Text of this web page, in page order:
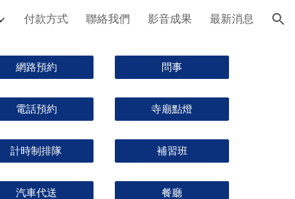
付款方式 聯絡我們 影音成果 最新消息
網路預約
電話預約
計時制排隊
汽車代送
問事
寺廟點燈
補習班
餐廳